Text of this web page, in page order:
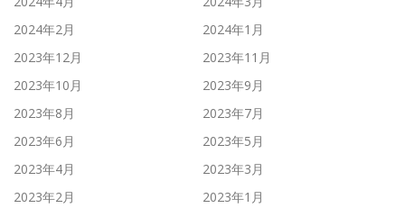
2024年2月
2024年1月
2023年12月
2023年11月
2023年10月
2023年9月
2023年8月
2023年7月
2023年6月
2023年5月
2023年4月
2023年3月
2023年2月
2023年1月